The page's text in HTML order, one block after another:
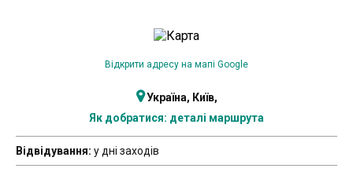
Відкрити адресу на мапі Google
Україна, Київ,
Як добратися: деталі маршрута
Відвідування: у дні заходів